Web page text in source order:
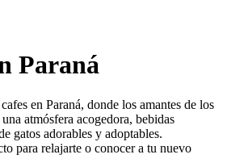
Paraná
en Paraná, donde los amantes de los
atmósfera acogedora, bebidas
gatos adorables y adoptables.
para relajarte o conocer a tu nuevo